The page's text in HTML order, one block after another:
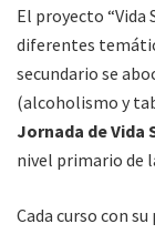
El proyecto “Vida
diferentes
secundario se
(alcoholismo y
Jornada de Vida
nivel primario de
Cada curso con